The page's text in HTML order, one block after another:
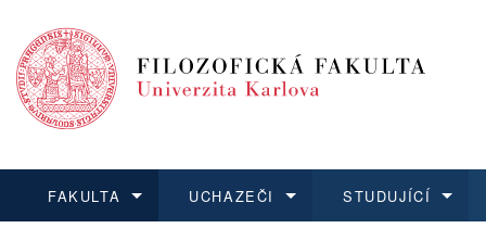
FAKULTA UCHAZEČI STUDUJÍCÍ